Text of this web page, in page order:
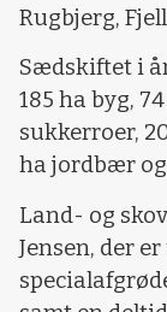
Rugbjerg,
Sædskiftet i
185 ha byg,
sukkerroer,
ha jordbær
Land- og
Jensen, der